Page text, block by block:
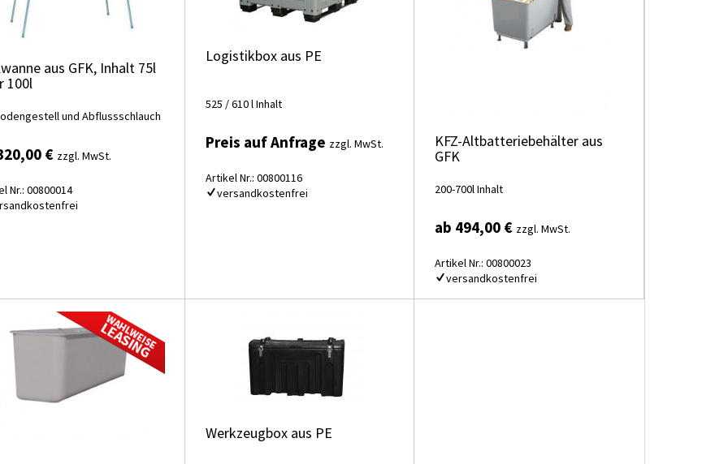
aus GFK, Inhalt 75l
100l
und Abflussschlauch
€ zzgl. MwSt.
Nr.: 00800014
Logistikbox aus PE
525 / 610 l Inhalt
Preis auf Anfrage zzgl. MwSt.
Artikel Nr.: 00800116
versandkostenfrei
KFZ-Altbatteriebehälter aus
GFK
200-700l Inhalt
ab 494,00 € zzgl. MwSt.
Artikel Nr.: 00800023
versandkostenfrei
Werkzeugbox aus PE